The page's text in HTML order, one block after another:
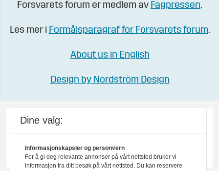
Forsvarets forum er medlem av Fagpressen.
Les mer i Formålsparagraf for Forsvarets forum.
About us in English
Design by Nordström Design
Dine valg:
Informasjonskapsler og personvern
For å gi deg relevante annonser på vårt nettsted bruker vi
informasjon fra ditt besøk på vårt nettsted. Du kan reservere